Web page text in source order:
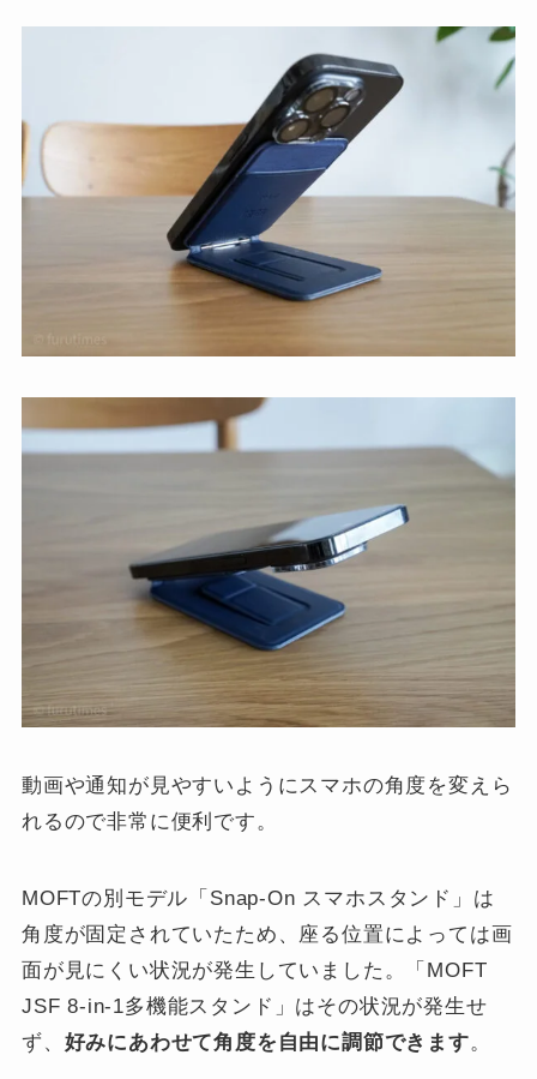
動画や通知が見やすいようにスマホの角度を変えら
れるので非常に便利です。
MOFTの別モデル「Snap-On スマホスタンド」は
角度が固定されていたため、座る位置によっては画
面が見にくい状況が発生していました。「MOFT
JSF 8-in-1多機能スタンド」はその状況が発生せ
ず、 好みにあわせて角度を自由に調節できます。